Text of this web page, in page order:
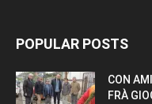
POPULAR POSTS
CON
FRÀ